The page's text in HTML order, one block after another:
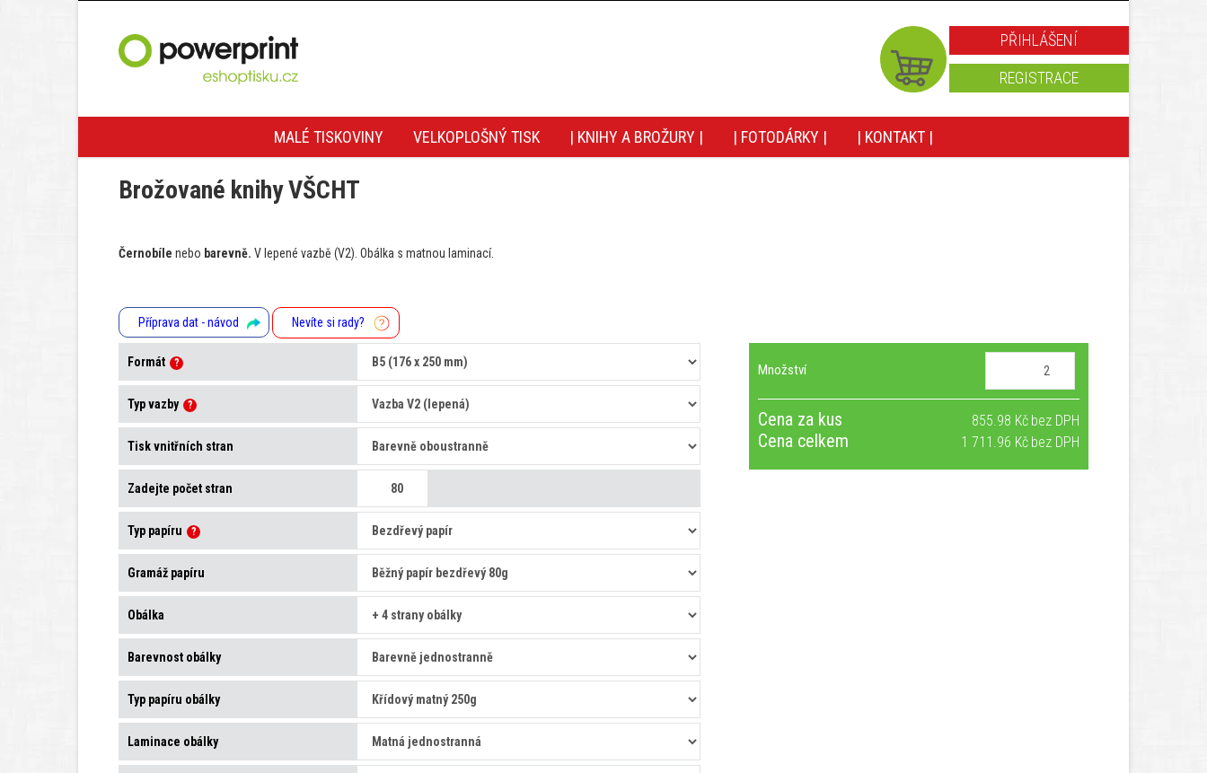
PŘIHLÁŠENÍ
REGISTRACE
MALÉ TISKOVINY VELKOPLOŠNÝ TISK | KNIHY A BROŽURY | | FOTODÁRKY | | KONTAKT |
Brožované knihy VŠCHT
Černobíle nebo barevně. V lepené vazbě (V2). Obálka s matnou laminací.
Příprava dat - návod Nevíte si rady?
Formát ?
Typ vazby ?
Tisk vnitřních stran
Zadejte počet stran
Typ papíru ?
Gramáž papíru
Obálka
Barevnost obálky
Typ papíru obálky
Laminace obálky
Množství
Cena za kus 855.98 Kč
Cena celkem 1 711.96 Kč